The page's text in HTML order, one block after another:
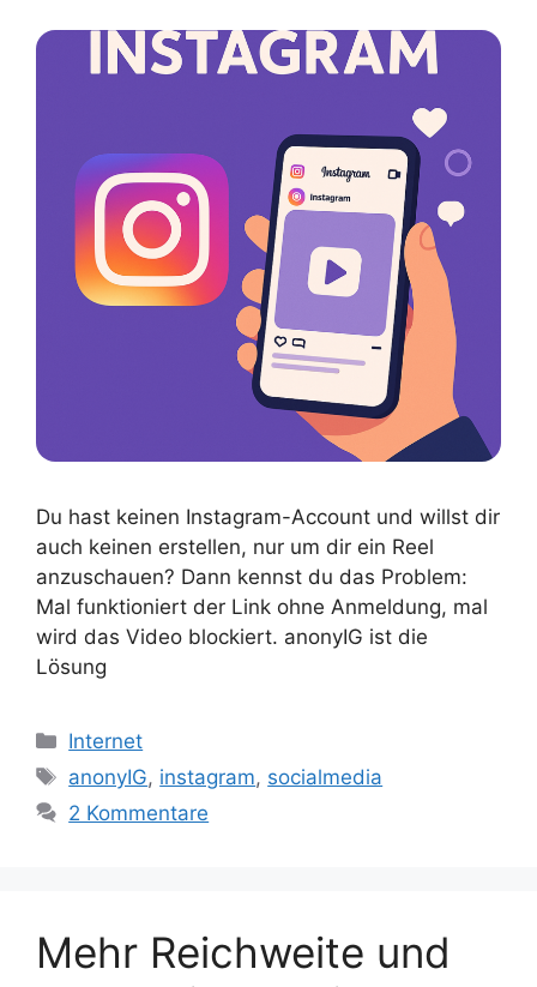
Du hast keinen Instagram-Account und willst dir
auch keinen erstellen, nur um dir ein Reel
anzuschauen? Dann kennst du das Problem:
Mal funktioniert der Link ohne Anmeldung, mal
wird das Video blockiert. anonyIG ist die
Lösung
Kategorien
Internet
Schlagwörter
anonyIG, instagram, socialmedia
2 Kommentare
Mehr Reichweite und